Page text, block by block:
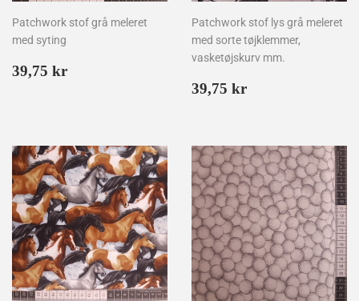
Patchwork stof grå meleret
med syting
Normalpris
39,75 kr
Patchwork stof lys grå meleret
med sorte tøjklemmer,
vasketøjskurv mm.
Normalpris
39,75 kr